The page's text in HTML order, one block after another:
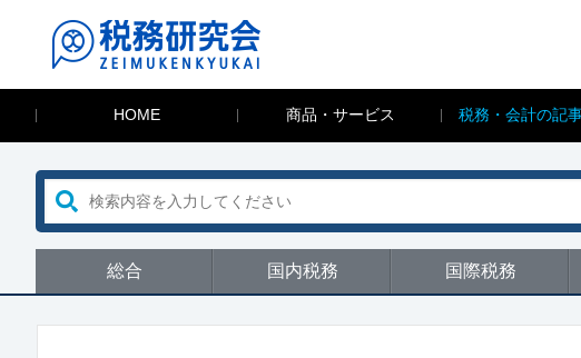
HOME 商品・サービス 税務・会計の記
総合 国内税務 国際税務